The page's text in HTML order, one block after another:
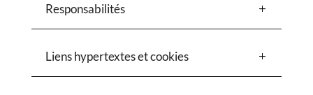
Responsabilités
Liens hypertextes et cookies